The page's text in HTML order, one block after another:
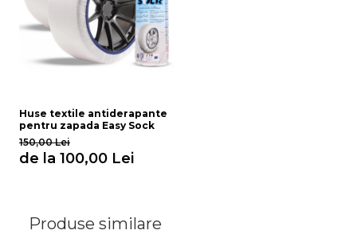
Huse textile antiderapante
pentru zapada Easy Sock
150,00 Lei
de la 100,00 Lei
Produse similare